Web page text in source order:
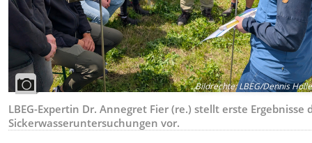
Bildrechte:LBEG/Dennis
LBEG-Expertin Dr. Annegret Fier (re.) stellt erste Ergebnisse
Sickerwasseruntersuchungen vor.